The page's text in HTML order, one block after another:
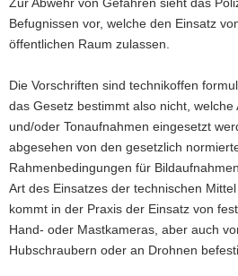
a
v
g
a
t
i
o
n
Befugnissen vor, welche den Einsatz
öffentlichen Raum zulassen.
Die Vorschriften sind technikoffen
das Gesetz bestimmt also nicht, welche
und/oder Tonaufnahmen eingesetzt
abgesehen von den gesetzlich
Rahmenbedingungen für
Art des Einsatzes der technischen
kommt in der Praxis der Einsatz von
Hand- oder Mastkameras, aber auch
Hubschraubern oder an Drohnen